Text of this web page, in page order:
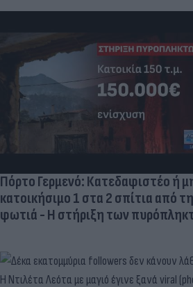
Πόρτο Γερμενό: Κατεδαφιστέο ή
κατοικήσιμο 1 στα 2 σπίτια από τη
φωτιά - Η στήριξη των